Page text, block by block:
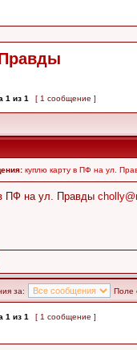
1 из 1 [ 1 сообщение ]
куплю карту в ПФ на ул.
ПФ на ул. Правды
за: Поле
1 из 1 [ 1 сообщение ]